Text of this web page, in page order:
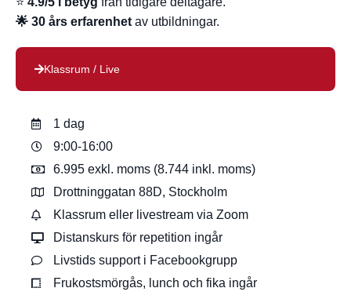
Klassrum / Live
1 dag
9:00-16:00
6.995 exkl. moms (8.744 inkl. moms)
Drottninggatan 88D, Stockholm
Klassrum eller livestream via Zoom
Distanskurs för repetition ingår
Livstids support i Facebookgrupp
Frukostsmörgås, lunch och fika ingår
🌟 30 års erfarenhet av utbildningar.